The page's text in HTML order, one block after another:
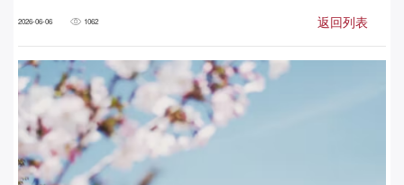
2026-06-06 1062 返回列表